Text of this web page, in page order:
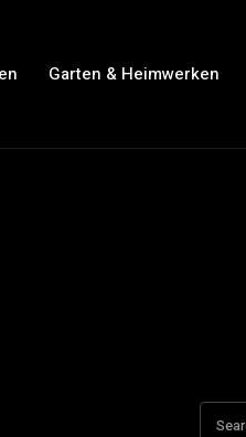
Garten & Heimwerken